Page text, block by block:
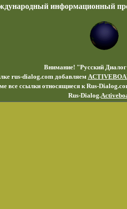
информационный
Внимание! "Русский
rus-dialog.com добавляем
все ссылки относящиеся к Rus-
Rus-Dialog.